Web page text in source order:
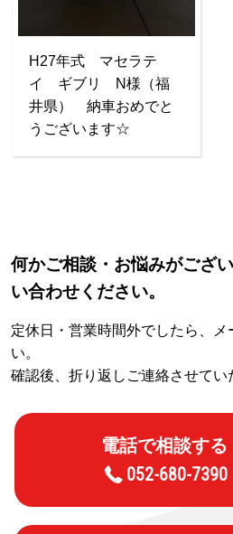
H27年式 マセラテ
イ ギブリ N様（福
井県） 納車おめでと
うございます☆
何かご相談・お悩みがござ
い合わせください。
定休日・営業時間外でしたら、メ
い。
確認後、折り返しご連絡させてい
電話で相談する
052-680-7390